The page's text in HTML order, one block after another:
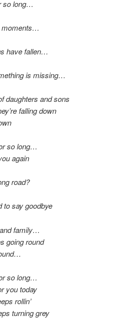
so long…
moments…
have fallen…
is missing…
daughters and sons
falling down
so long…
again
road?
to say goodbye
family…
going round
so long…
you today
rollin’
turning grey